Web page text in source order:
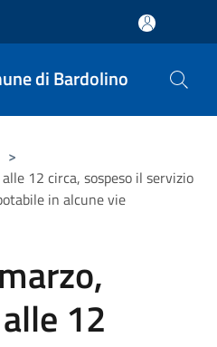
di Bardolino
>
12 circa, sospeso il servizio
in alcune vie
12